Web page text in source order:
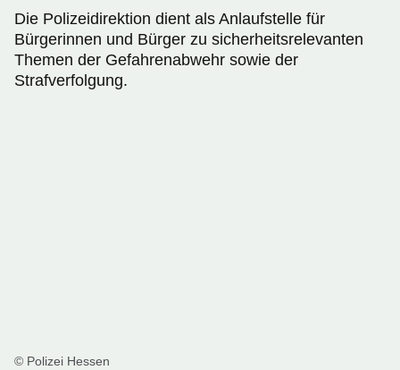
Die Polizeidirektion dient als Anlaufstelle für
Bürgerinnen und Bürger zu sicherheitsrelevanten
Themen der Gefahrenabwehr sowie der
Strafverfolgung.
© Polizei Hessen